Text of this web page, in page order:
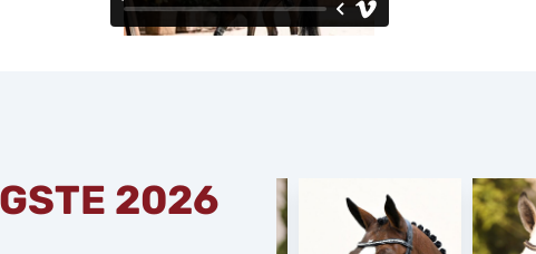
2026